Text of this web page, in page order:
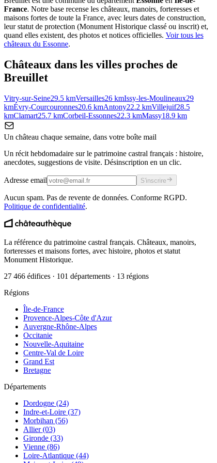
France. Notre base recense les châteaux, manoirs, forteresses et
maisons fortes de toute la France, avec leurs dates de construction,
leur statut de protection (Monument Historique classé ou inscrit) et,
quand elles existent, des photos et notices officielles. Voir tous les
châteaux du Essonne.
Châteaux dans les villes proches de
Breuillet
Vitry-sur-Seine29.5 kmVersailles26 kmIssy-les-Moulineaux29
kmÉvry-Courcouronnes20.6 kmAntony22.2 kmVillejuif28.5
kmClamart25.7 kmCorbeil-Essonnes22.3 kmMassy18.9 km
Un château chaque semaine, dans votre boîte mail
Un récit hebdomadaire sur le patrimoine castral français : histoire,
anecdotes, suggestions de visite. Désinscription en un clic.
Adresse email S'inscrire
Aucun spam. Pas de revente de données. Conforme RGPD.
Politique de confidentialité.
La référence du patrimoine castral français. Châteaux, manoirs,
forteresses et maisons fortes, avec histoire, photos et statut
Monument Historique.
27 466 édifices · 101 départements · 13 régions
Régions
Île-de-France
Provence-Alpes-Côte d'Azur
Auvergne-Rhône-Alpes
Occitanie
Nouvelle-Aquitaine
Centre-Val de Loire
Grand Est
Bretagne
Départements
Dordogne (24)
Indre-et-Loire (37)
Morbihan (56)
Allier (03)
Gironde (33)
Vienne (86)
Loire-Atlantique (44)